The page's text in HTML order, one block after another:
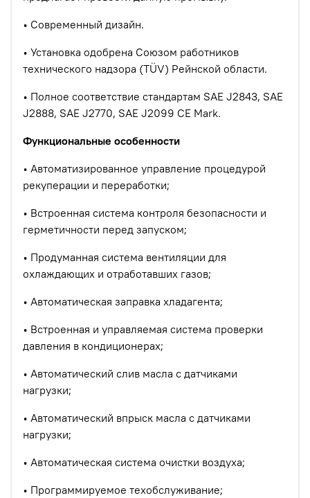
• Современный дизайн.
• Установка одобрена Союзом работников
технического надзора (TÜV) Рейнской области.
• Полное соответствие стандартам SAE J2843, SAE
J2888, SAE J2770, SAE J2099 CE Mark.
Функциональные особенности
• Автоматизированное управление процедурой
рекуперации и переработки;
• Встроенная система контроля безопасности и
герметичности перед запуском;
• Продуманная система вентиляции для
охлаждающих и отработавших газов;
• Автоматическая заправка хладагента;
• Встроенная и управляемая система проверки
давления в кондиционерах;
• Автоматический слив масла с датчиками
нагрузки;
• Автоматический впрыск масла с датчиками
нагрузки;
• Автоматическая система очистки воздуха;
• Программируемое техобслуживание;